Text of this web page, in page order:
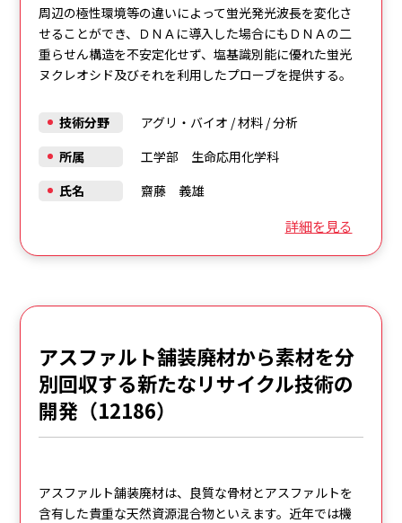
周辺の極性環境等の違いによって蛍光発光波長を変化さ
せることができ、ＤＮＡに導入した場合にもＤＮＡの二
重らせん構造を不安定化せず、塩基識別能に優れた蛍光
ヌクレオシド及びそれを利用したプローブを提供する。
詳細を見る
技術分野 アグリ・バイオ /材料/分析
所属
工学部 生命応用化学科
氏名
齋藤 義雄
アスファルト舗装廃材から素材を分
別回収する新たなリサイクル技術の
開発（12186）
アスファルト舗装廃材は、良質な骨材とアスファルトを
含有した貴重な天然資源混合物といえます。近年では機